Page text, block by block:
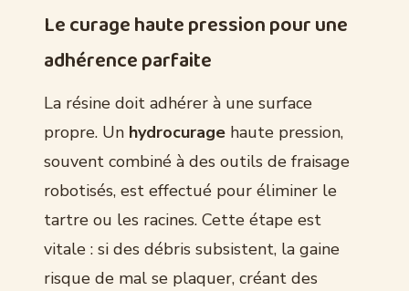
Le curage haute pression pour une
adhérence parfaite
La résine doit adhérer à une surface
propre. Un hydrocurage haute pression,
souvent combiné à des outils de fraisage
robotisés, est effectué pour éliminer le
tartre ou les racines. Cette étape est
vitale : si des débris subsistent, la gaine
risque de mal se plaquer, créant des